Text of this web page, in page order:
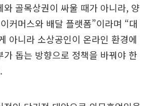
와 골목상권이 싸울 때가 아니라, 양
커머스와 배달 플랫폼”이라며 “대
아니라 소상공인이 온라인 환경에
가 돕는 방향으로 정책을 바꿔야 한